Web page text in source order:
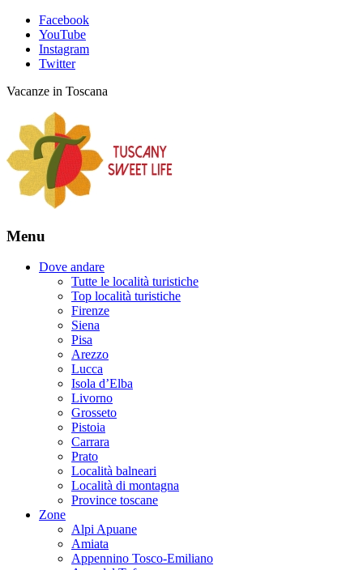
Facebook
YouTube
Instagram
Twitter
Vacanze in Toscana
Menu
Dove andare
Tutte le località turistiche
Top località turistiche
Firenze
Siena
Pisa
Arezzo
Lucca
Isola d’Elba
Livorno
Grosseto
Pistoia
Carrara
Prato
Località balneari
Località di montagna
Province toscane
Zone
Alpi Apuane
Amiata
Appennino Tosco-Emiliano